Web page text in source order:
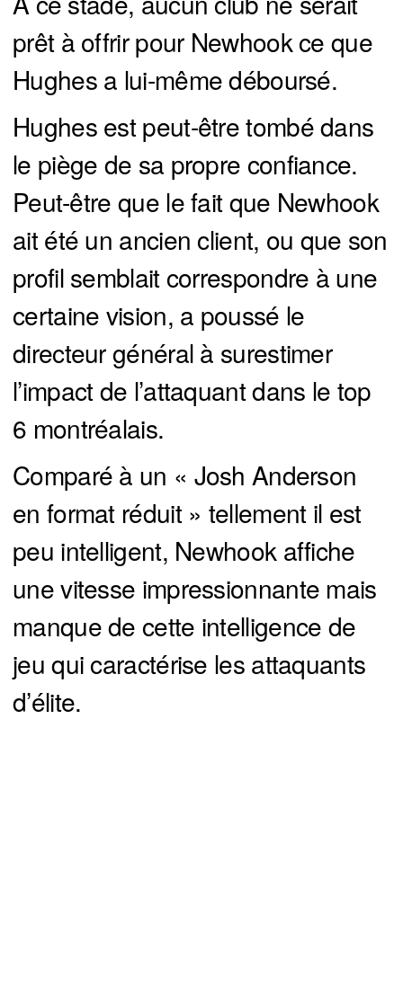
prêt à offrir pour Newhook ce que
Hughes a lui-même déboursé.
Hughes est peut-être tombé dans
le piège de sa propre confiance.
Peut-être que le fait que Newhook
ait été un ancien client, ou que son
profil semblait correspondre à une
certaine vision, a poussé le
directeur général à surestimer
l’impact de l’attaquant dans le top
6 montréalais.
Comparé à un « Josh Anderson
en format réduit » tellement il est
peu intelligent, Newhook affiche
une vitesse impressionnante mais
manque de cette intelligence de
jeu qui caractérise les attaquants
d’élite.